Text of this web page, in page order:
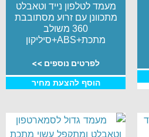
מעמד לטלפון נייד וטאבלט
מתכוונן עם זרוע מסתובבת
360 משולב
מתכת+ABS+סיליקון
לפרטים נוספים >>
הוסף להצעת מחיר